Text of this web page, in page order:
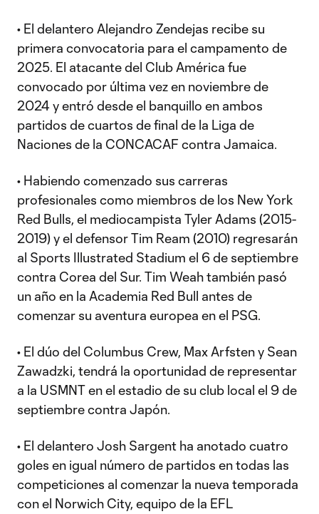
• El delantero Alejandro Zendejas recibe su
primera convocatoria para el campamento de
2025. El atacante del Club América fue
convocado por última vez en noviembre de
2024 y entró desde el banquillo en ambos
partidos de cuartos de final de la Liga de
Naciones de la CONCACAF contra Jamaica.
• Habiendo comenzado sus carreras
profesionales como miembros de los New York
Red Bulls, el mediocampista Tyler Adams (2015-
2019) y el defensor Tim Ream (2010) regresarán
al Sports Illustrated Stadium el 6 de septiembre
contra Corea del Sur. Tim Weah también pasó
un año en la Academia Red Bull antes de
comenzar su aventura europea en el PSG.
• El dúo del Columbus Crew, Max Arfsten y Sean
Zawadzki, tendrá la oportunidad de representar
a la USMNT en el estadio de su club local el 9 de
septiembre contra Japón.
• El delantero Josh Sargent ha anotado cuatro
goles en igual número de partidos en todas las
competiciones al comenzar la nueva temporada
con el Norwich City, equipo de la EFL